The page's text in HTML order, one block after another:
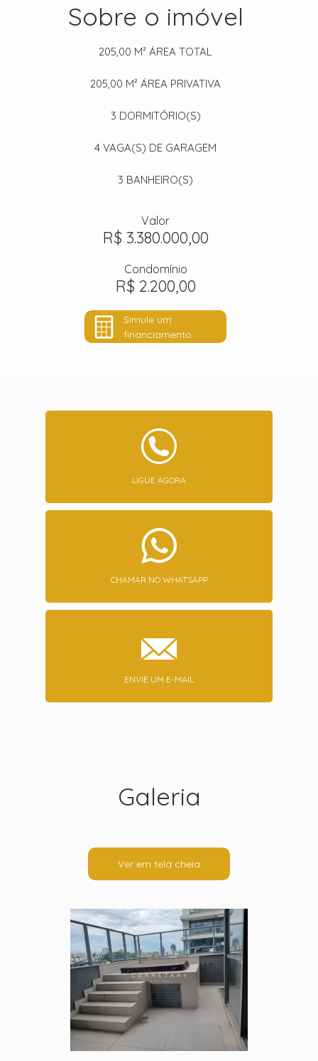
Sobre o imóvel
205,00 M² ÁREA TOTAL
205,00 M² ÁREA PRIVATIVA
3 DORMITÓRIO(S)
4 VAGA(S) DE GARAGEM
3 BANHEIRO(S)
Valor
R$ 3.380.000,00
Condomínio
R$ 2.200,00
Simule um
financiamento
LIGUE AGORA
CHAMAR NO WHATSAPP
ENVIE UM E-MAIL
Galeria
Ver em tela cheia